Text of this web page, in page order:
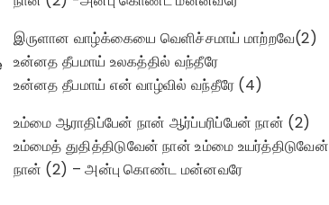
இருளான வாழ்க்கையை வெளிச்சமாய் மாற்றவே(2)
உன்னத தீபமாய் உலகத்தில் வந்தீரே
உன்னத தீபமாய் என் வாழ்வில் வந்தீரே (4)
உம்மை ஆராதிப்பேன் நான் ஆர்ப்பரிப்பேன் நான் (2)
உம்மைத் துதித்திடுவேன் நான் உம்மை உயர்த்திடுவேன்
நான் (2) – அன்பு கொண்ட மன்னவரே